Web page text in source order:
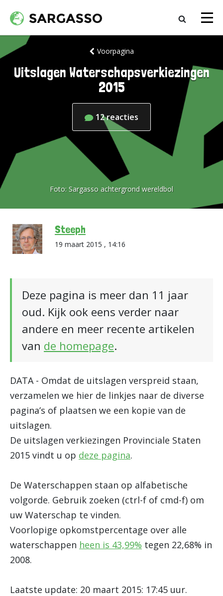
Voorpagina
Uitslagen Waterschapsverkiezingen
2015
12reacties
Foto: Sargasso achtergrond wereldbol
Steeph
19 maart 2015 , 14:16
Deze pagina is meer dan 11 jaar
oud. Kijk ook eens verder naar
andere en meer recente artikelen
van de homepage.
DATA - Omdat de uitslagen verspreid staan,
verzamelen we hier de linkjes naar de diverse
pagina’s of plaatsen we een kopie van de
uitslagen.
De uitslagen verkiezingen Provinciale Staten
2015 vindt u op deze pagina.
De Waterschappen staan op alfabetische
volgorde. Gebruik zoeken (ctrl-f of cmd-f) om
uw Waterschap te vinden.
Voorlopige opkomstpercentage over alle
waterschappen heen is 43,99% tegen 22,68% in
2008.
Laatste update: 20 maart 2015: 17:45 uur.